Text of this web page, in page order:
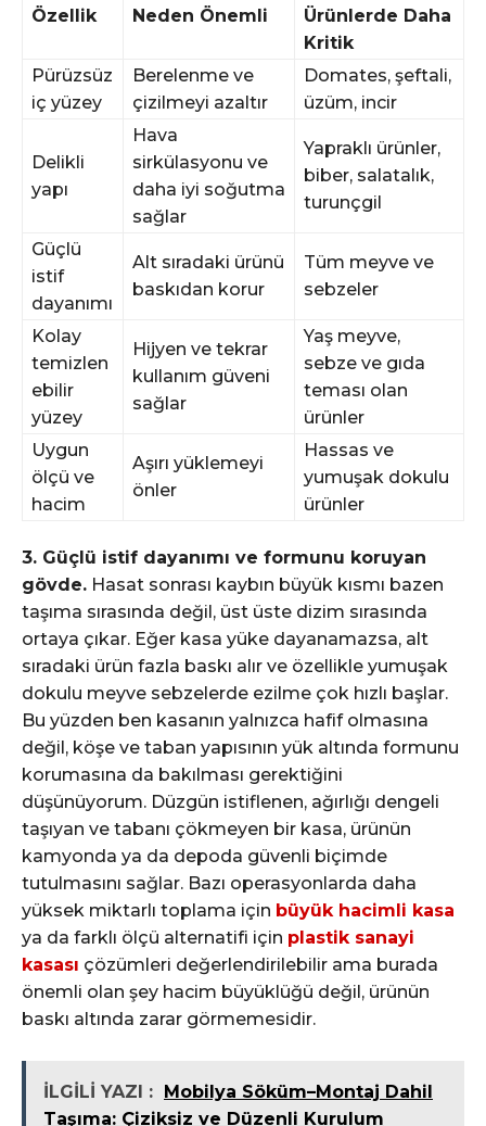
Özellik Neden Önemli
Ürünlerde Daha
Kritik
Pürüzsüz
iç yüzey
Berelenme ve
çizilmeyi azaltır
Domates, şeftali,
üzüm, incir
Delikli
yapı
Hava
sirkülasyonu ve
daha iyi soğutma
sağlar
Yapraklı ürünler,
biber, salatalık,
turunçgil
Güçlü
istif
dayanımı
Alt sıradaki ürünü
baskıdan korur
Tüm meyve ve
sebzeler
Kolay
temizlen
ebilir
yüzey
Hijyen ve tekrar
kullanım güveni
sağlar
Yaş meyve,
sebze ve gıda
teması olan
ürünler
Uygun
ölçü ve
hacim
Aşırı yüklemeyi
önler
Hassas ve
yumuşak dokulu
ürünler
3. Güçlü istif dayanımı ve formunu koruyan
gövde. Hasat sonrası kaybın büyük kısmı bazen
taşıma sırasında değil, üst üste dizim sırasında
ortaya çıkar. Eğer kasa yüke dayanamazsa, alt
sıradaki ürün fazla baskı alır ve özellikle yumuşak
dokulu meyve sebzelerde ezilme çok hızlı başlar.
Bu yüzden ben kasanın yalnızca hafif olmasına
değil, köşe ve taban yapısının yük altında formunu
korumasına da bakılması gerektiğini
düşünüyorum. Düzgün istiflenen, ağırlığı dengeli
taşıyan ve tabanı çökmeyen bir kasa, ürünün
kamyonda ya da depoda güvenli biçimde
tutulmasını sağlar. Bazı operasyonlarda daha
yüksek miktarlı toplama için büyük hacimli kasa
ya da farklı ölçü alternatifi için plastik sanayi
kasası çözümleri değerlendirilebilir ama burada
önemli olan şey hacim büyüklüğü değil, ürünün
baskı altında zarar görmemesidir.
İLGİLİ YAZI : Mobilya Söküm–Montaj Dahil
Taşıma: Çiziksiz ve Düzenli Kurulum